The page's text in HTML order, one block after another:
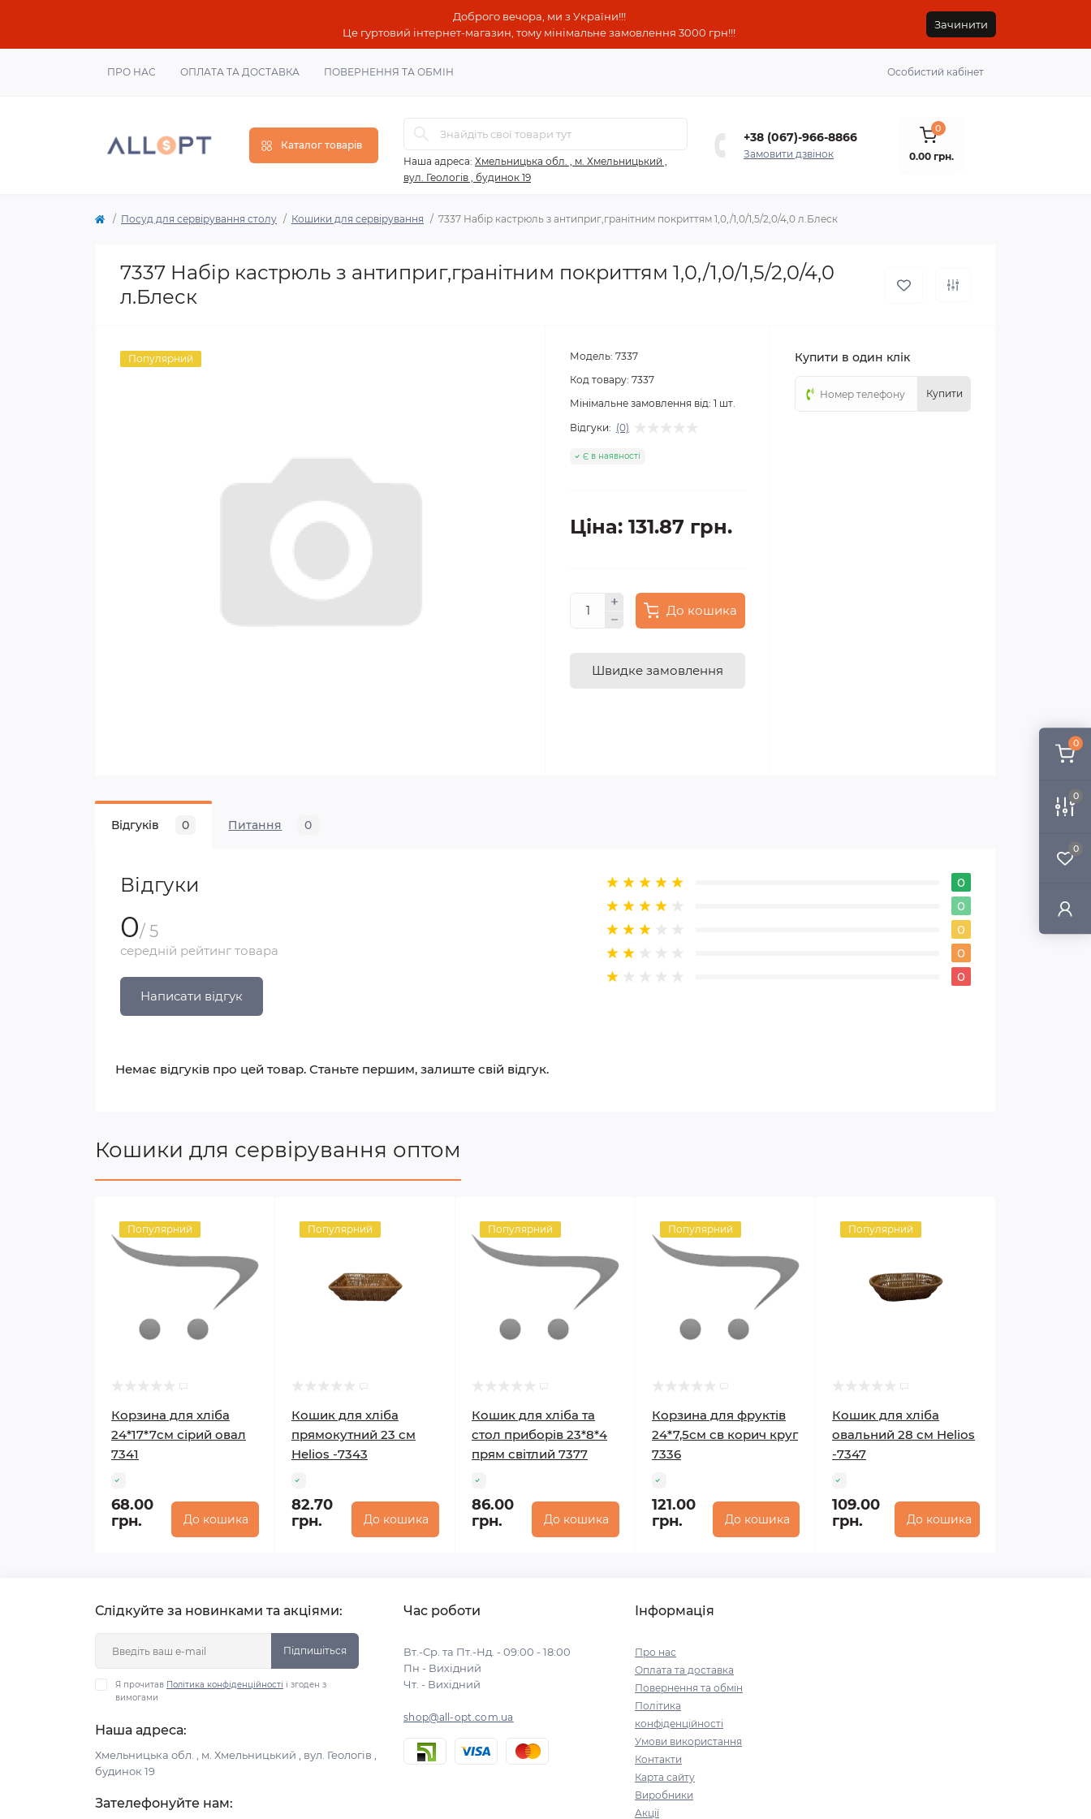
0
0
0
Доброго вечора, ми з України!!!
Це гуртовий інтернет-магазин, тому мінімальне замовлення 3000 грн!!!
Зачинити
ПРО НАС ОПЛАТА ТА ДОСТАВКА ПОВЕРНЕННЯ ТА ОБМІН Особистий кабінет
Каталог товарів
Наша адреса: Хмельницька обл. , м. Хмельницький ,
вул. Геологів , будинок 19
+38 (067)-966-8866
Замовити дзвінок
0
0.00 грн.
Посуд для сервірування столу Кошики для сервірування 7337 Набір кастрюль з антиприг,гранітним покриттям 1,0,/1,0/1,5/2,0/4,0 л.Блеск
7337 Набір кастрюль з антиприг,гранітним покриттям 1,0,/1,0/1,5/2,0/4,0
л.Блеск
Популярний Модель: 7337
Код товару: 7337
Мінімальне замовлення від: 1 шт.
Відгуки: (0)
Є в наявності
Ціна: 131.87 грн.
До кошика
Швидке замовлення
Купити в один клік
Купити
Відгуків 0 Питання 0
Відгуки
0/ 5
середній рейтинг товара
Написати відгук
0
0
0
0
0
Немає відгуків про цей товар. Станьте першим, залиште свій відгук.
Кошики для сервірування оптом
Популярний
Корзина для хліба
24*17*7см сірий овал
7341
68.00
грн.
До кошика
Популярний
Кошик для хліба
прямокутний 23 см
Helios -7343
82.70
грн.
До кошика
Популярний
Кошик для хліба та
стол приборів 23*8*4
прям світлий 7377
86.00
грн.
До кошика
Популярний
Корзина для фруктів
24*7,5см св корич круг
7336
121.00
грн.
До кошика
Популярний
Кошик для хліба
овальний 28 см Helios
-7347
109.00
грн.
До кошика
Слідкуйте за новинками та акціями:
Підпишіться
Я прочитав Політика конфіденційності і згоден з
вимогами
Наша адреса:
Хмельницька обл. , м. Хмельницький , вул. Геологів ,
будинок 19
Зателефонуйте нам:
Час роботи
Вт.-Ср. та Пт.-Нд. - 09:00 - 18:00
Пн - Вихідний
Чт. - Вихідний
shop@all-opt.com.ua
Інформація
Про нас
Оплата та доставка
Повернення та обмін
Політика
конфіденційності
Умови використання
Контакти
Карта сайту
Виробники
Акції